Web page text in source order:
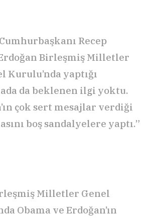
Recep
Birleşmiş Milletler
Kurulu’nda yaptığı
da beklenen ilgi yoktu.
çok sert mesajlar verdiği
boş sandalyelere yaptı.”
Milletler Genel
Obama ve Erdoğan’ın